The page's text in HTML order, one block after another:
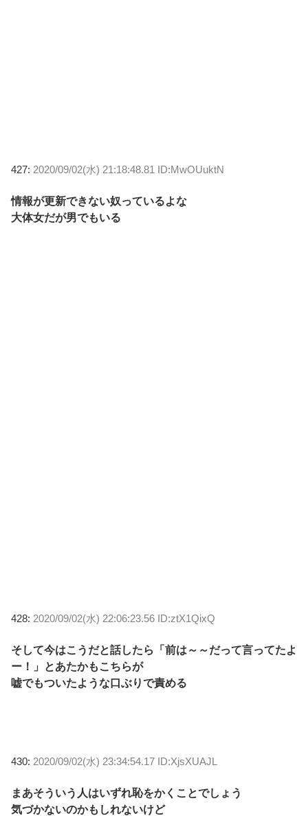
427: 2020/09/02(水) 21:18:48.81 ID:MwOUuktN
情報が更新できない奴っているよな
大体女だが男でもいる
428: 2020/09/02(水) 22:06:23.56 ID:ztX1QixQ
そして今はこうだと話したら「前は～～だって言ってたよ
ー！」とあたかもこちらが
嘘でもついたような口ぶりで責める
430: 2020/09/02(水) 23:34:54.17 ID:XjsXUAJL
まあそういう人はいずれ恥をかくことでしょう
気づかないのかもしれないけど